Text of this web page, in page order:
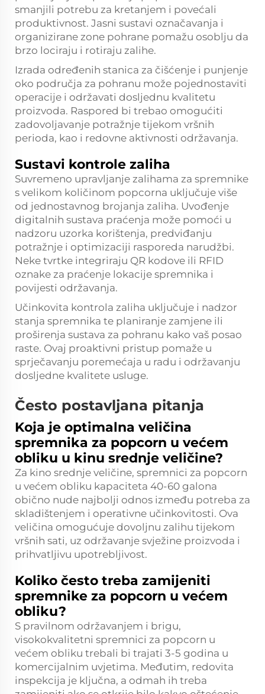
smanjili potrebu za kretanjem i povećali
produktivnost. Jasni sustavi označavanja i
organizirane zone pohrane pomažu osoblju da
brzo lociraju i rotiraju zalihe.
Izrada određenih stanica za čišćenje i punjenje
oko područja za pohranu može pojednostaviti
operacije i održavati dosljednu kvalitetu
proizvoda. Raspored bi trebao omogućiti
zadovoljavanje potražnje tijekom vršnih
perioda, kao i redovne aktivnosti održavanja.
Sustavi kontrole zaliha
Suvremeno upravljanje zalihama za spremnike
s velikom količinom popcorna uključuje više
od jednostavnog brojanja zaliha. Uvođenje
digitalnih sustava praćenja može pomoći u
nadzoru uzorka korištenja, predviđanju
potražnje i optimizaciji rasporeda narudžbi.
Neke tvrtke integriraju QR kodove ili RFID
oznake za praćenje lokacije spremnika i
povijesti održavanja.
Učinkovita kontrola zaliha uključuje i nadzor
stanja spremnika te planiranje zamjene ili
proširenja sustava za pohranu kako vaš posao
raste. Ovaj proaktivni pristup pomaže u
sprječavanju poremećaja u radu i održavanju
dosljedne kvalitete usluge.
Često postavljana pitanja
Koja je optimalna veličina
spremnika za popcorn u većem
obliku u kinu srednje veličine?
Za kino srednje veličine, spremnici za popcorn
u većem obliku kapaciteta 40-60 galona
obično nude najbolji odnos između potreba za
skladištenjem i operativne učinkovitosti. Ova
veličina omogućuje dovoljnu zalihu tijekom
vršnih sati, uz održavanje svježine proizvoda i
prihvatljivu upotrebljivost.
Koliko često treba zamijeniti
spremnike za popcorn u većem
obliku?
S pravilnom održavanjem i brigu,
visokokvalitetni spremnici za popcorn u
većem obliku trebali bi trajati 3-5 godina u
komercijalnim uvjetima. Međutim, redovita
inspekcija je ključna, a odmah ih treba